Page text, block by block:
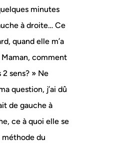
minutes
à droite… Ce
quand elle m’a
comment
sens? » Ne
question, j’ai dû
de gauche à
ce à quoi elle se
méthode du